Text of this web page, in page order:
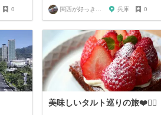
0 関西が好っきゃねん 兵庫 0
美味しいタルト巡りの旅❤️🙆‍♀️